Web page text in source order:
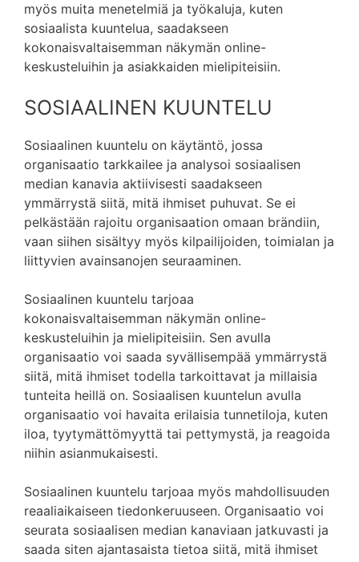
myös muita menetelmiä ja työkaluja, kuten
sosiaalista kuuntelua, saadakseen
kokonaisvaltaisemman näkymän online-
keskusteluihin ja asiakkaiden mielipiteisiin.
SOSIAALINEN KUUNTELU
Sosiaalinen kuuntelu on käytäntö, jossa
organisaatio tarkkailee ja analysoi sosiaalisen
median kanavia aktiivisesti saadakseen
ymmärrystä siitä, mitä ihmiset puhuvat. Se ei
pelkästään rajoitu organisaation omaan brändiin,
vaan siihen sisältyy myös kilpailijoiden, toimialan ja
liittyvien avainsanojen seuraaminen.
Sosiaalinen kuuntelu tarjoaa
kokonaisvaltaisemman näkymän online-
keskusteluihin ja mielipiteisiin. Sen avulla
organisaatio voi saada syvällisempää ymmärrystä
siitä, mitä ihmiset todella tarkoittavat ja millaisia
tunteita heillä on. Sosiaalisen kuuntelun avulla
organisaatio voi havaita erilaisia tunnetiloja, kuten
iloa, tyytymättömyyttä tai pettymystä, ja reagoida
niihin asianmukaisesti.
Sosiaalinen kuuntelu tarjoaa myös mahdollisuuden
reaaliaikaiseen tiedonkeruuseen. Organisaatio voi
seurata sosiaalisen median kanaviaan jatkuvasti ja
saada siten ajantasaista tietoa siitä, mitä ihmiset